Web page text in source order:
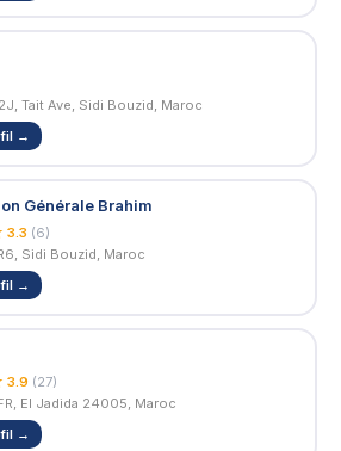
Tait Ave, Sidi Bouzid, Maroc
→
Générale Brahim
3.3 (6)
Sidi Bouzid, Maroc
→
3.9 (27)
El Jadida 24005, Maroc
→